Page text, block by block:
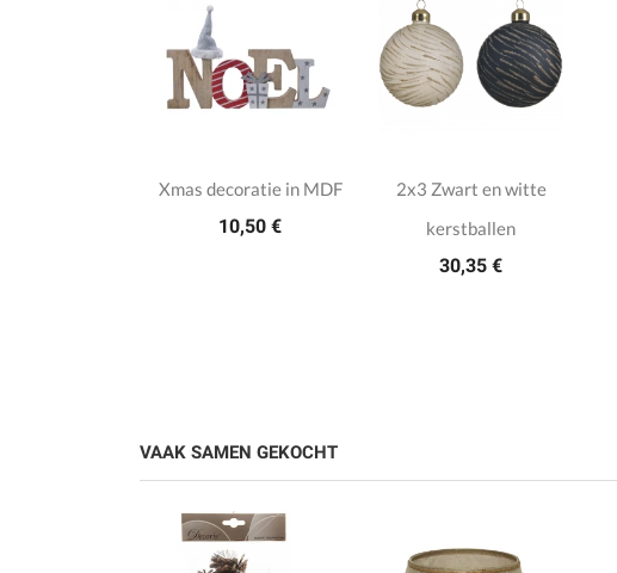
Xmas decoratie in MDF
10,50 €
2x3 Zwart en witte
kerstballen
30,35 €
VAAK SAMEN GEKOCHT